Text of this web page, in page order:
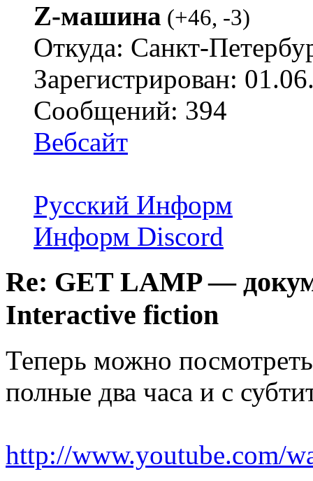
Z-машина (+46, -3)
Откуда: Санкт-
Зарегистрирован:
Сообщений: 394
Вебсайт
Русский Информ
Информ Discord
Re: GET LAMP —
Interactive fiction
Теперь можно
полные два часа и с
http://www.youtube.com/